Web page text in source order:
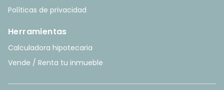
Políticas de privacidad
Herramientas
Calculadora hipotecaria
Vende / Renta tu inmueble